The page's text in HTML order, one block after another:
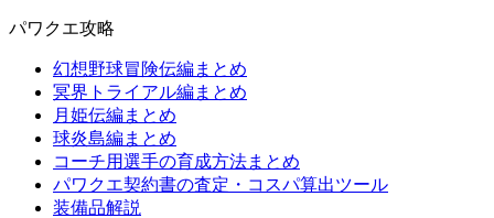
パワクエ攻略
幻想野球冒険伝編まとめ
冥界トライアル編まとめ
月姫伝編まとめ
球炎島編まとめ
コーチ用選手の育成方法まとめ
パワクエ契約書の査定・コスパ算出ツール
装備品解説